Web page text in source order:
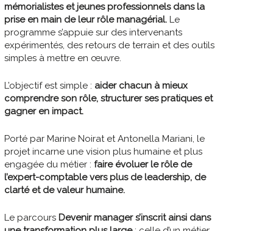
mémorialistes et jeunes professionnels dans la
prise en main de leur rôle managérial. Le
programme s’appuie sur des intervenants
expérimentés, des retours de terrain et des outils
simples à mettre en œuvre.
L’objectif est simple : aider chacun à mieux
comprendre son rôle, structurer ses pratiques et
gagner en impact.
Porté par Marine Noirat et Antonella Mariani, le
projet incarne une vision plus humaine et plus
engagée du métier :faire évoluer le rôle de
l’expert-comptable vers plus de leadership, de
clarté et de valeur humaine.
Le parcours Devenir manager s’inscrit ainsi dans